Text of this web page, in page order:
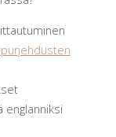
englanniksi